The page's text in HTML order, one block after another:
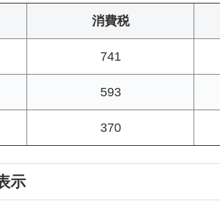
消費税
741
593
370
示